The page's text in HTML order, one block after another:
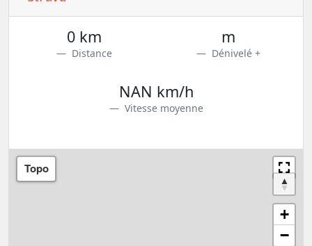
0 km
Distance
m
Dénivelé +
NAN km/h
Vitesse moyenne
Topo
+
−